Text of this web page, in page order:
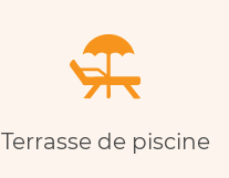
Terrasse de piscine